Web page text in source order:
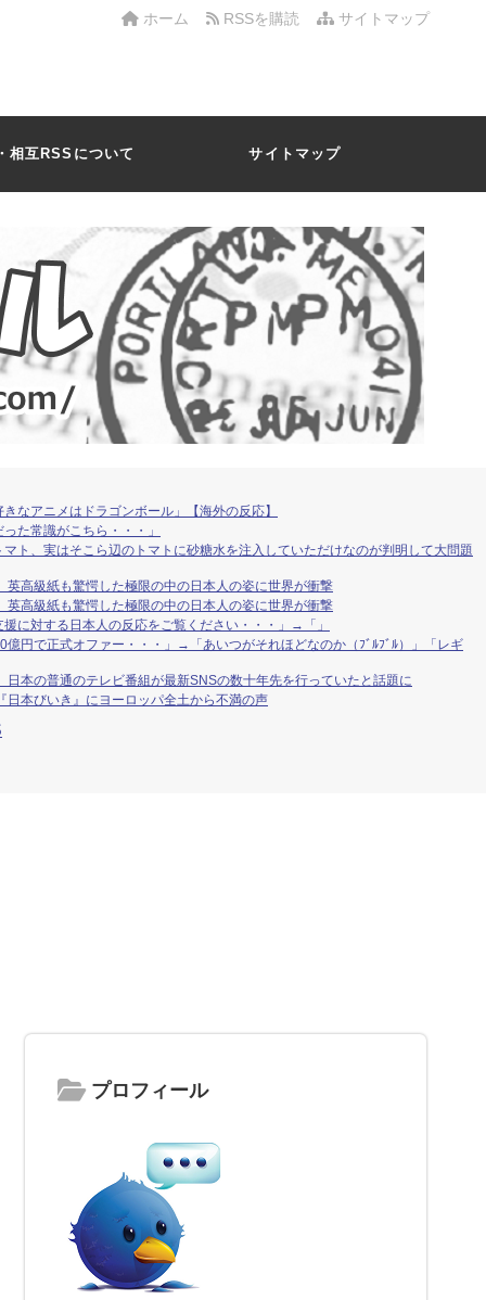
サイトマップ
RSSを購読
ホーム
相互RSSについて サイトマップ
なアニメはドラゴンボール」【海外の反応】
た常識がこちら・・・」
ト、実はそこら辺のトマトに砂糖水を注入していただけなのが判明して大問題
英高級紙も驚愕した極限の中の日本人の姿に世界が衝撃
英高級紙も驚愕した極限の中の日本人の姿に世界が衝撃
に対する日本人の反応をご覧ください・・・」→「」
億円で正式オファー・・・」→「あいつがそれほどなのか（ﾌﾞﾙﾌﾞﾙ）」「レギ
本の普通のテレビ番組が最新SNSの数十年先を行っていたと話題に
本びいき』にヨーロッパ全土から不満の声
プロフィール